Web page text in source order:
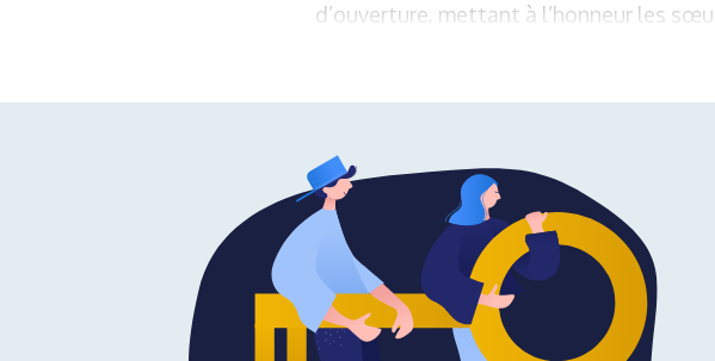
d’ouverture, mettant à l’honneur les